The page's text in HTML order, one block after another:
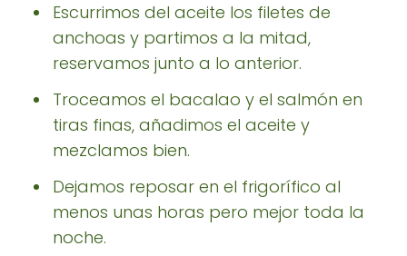
Escurrimos del aceite los filetes de
anchoas y partimos a la mitad,
reservamos junto a lo anterior.
Troceamos el bacalao y el salmón en
tiras finas, añadimos el aceite y
mezclamos bien.
Dejamos reposar en el frigorífico al
menos unas horas pero mejor toda la
noche.